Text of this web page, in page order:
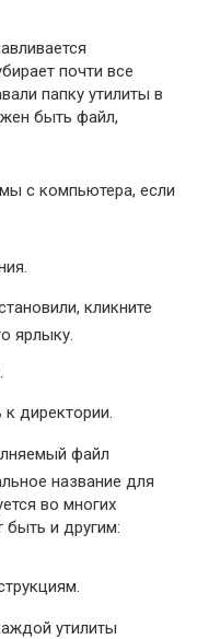
почти все
папку утилиты в
быть файл,
с компьютера, если
кликните
ярлыку.
к директории.
файл
название для
во многих
и другим:
утилиты